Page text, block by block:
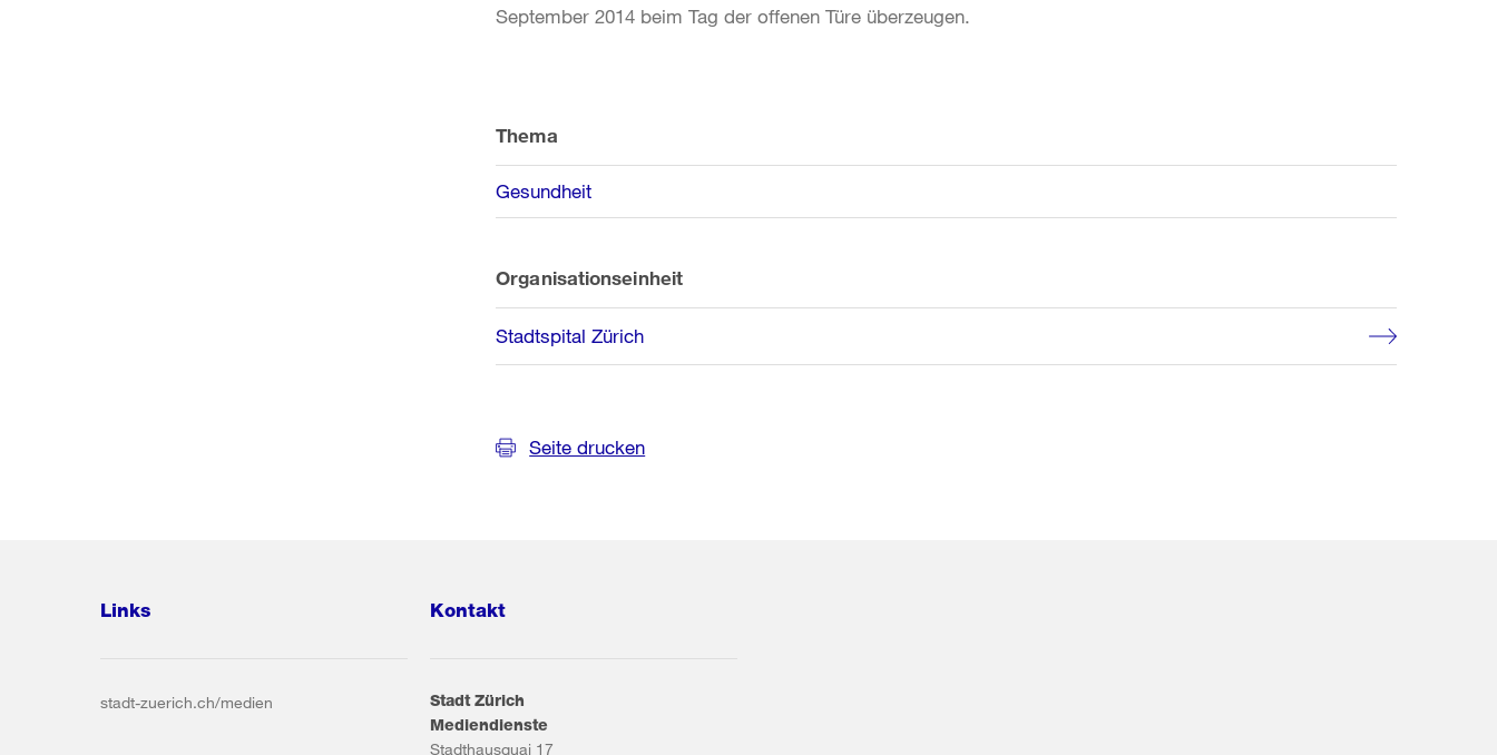
September 2014 beim Tag der offenen Türe überzeugen.
Informationen
Thema
Gesundheit
Organisationseinheit
Stadtspital Zürich
Seite drucken
Links
stadt-zuerich.ch/medien
Kontakt
Stadt Zürich
Mediendienste
Stadthausquai 17